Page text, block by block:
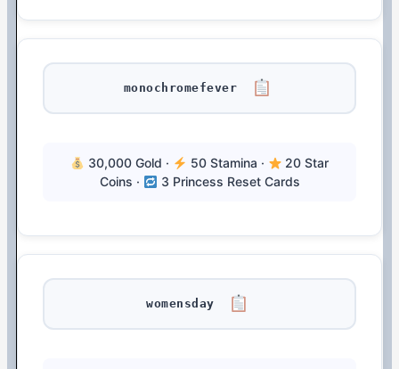
monochromefever
30,000 Gold · 50 Stamina ·
20 Star
Coins ·
3 Princess Reset Cards
womensday